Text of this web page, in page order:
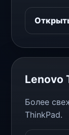
Lenovo
Более
ThinkPad.